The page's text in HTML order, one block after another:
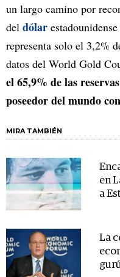
un largo camino por
del dólar
representa solo el 3,2%
datos del World Gold
el 65,9% de las
poseedor del mundo
MIRA TAMBIÉN
en
a
La